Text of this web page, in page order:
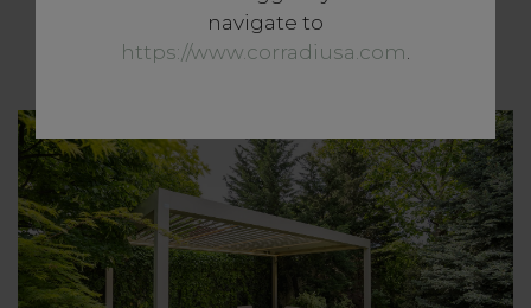
navigate to
https://www.corradiusa.com.
Outdoor: eine kollektive
Verantwortung